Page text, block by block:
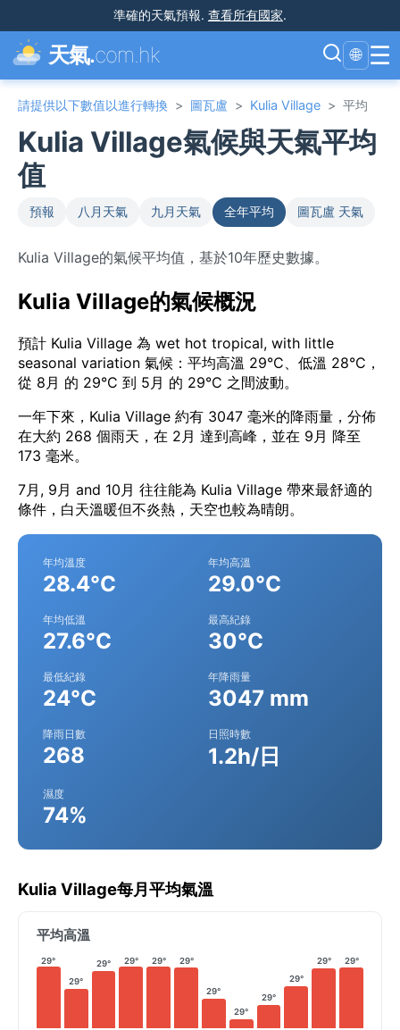
準確的天氣預報. 查看所有國家.
天氣.com.hk 🌐 ☰
請提供以下數值以進行轉換 > 圖瓦盧 > Kulia Village > 平均
Kulia Village氣候與天氣平均
值
預報 八月天氣 九月天氣 全年平均 圖瓦盧 天氣
Kulia Village的氣候平均值，基於10年歷史數據。
Kulia Village的氣候概況
預計 Kulia Village 為 wet hot tropical, with little
seasonal variation 氣候：平均高溫 29°C、低溫 28°C，
從 8月 的 29°C 到 5月 的 29°C 之間波動。
一年下來，Kulia Village 約有 3047 毫米的降雨量，分佈
在大約 268 個雨天，在 2月 達到高峰，並在 9月 降至
173 毫米。
7月, 9月 and 10月 往往能為 Kulia Village 帶來最舒適的
條件，白天溫暖但不炎熱，天空也較為晴朗。
年均溫度
28.4°C
年均高溫
29.0°C
年均低溫
27.6°C
最高紀錄
30°C
最低紀錄
24°C
年降雨量
3047 mm
降雨日數
268
日照時數
1.2h/日
濕度
74%
Kulia Village每月平均氣溫
平均高溫
29°
29°
29° 29° 29° 29°
29°
29°
29°
29°
29° 29°